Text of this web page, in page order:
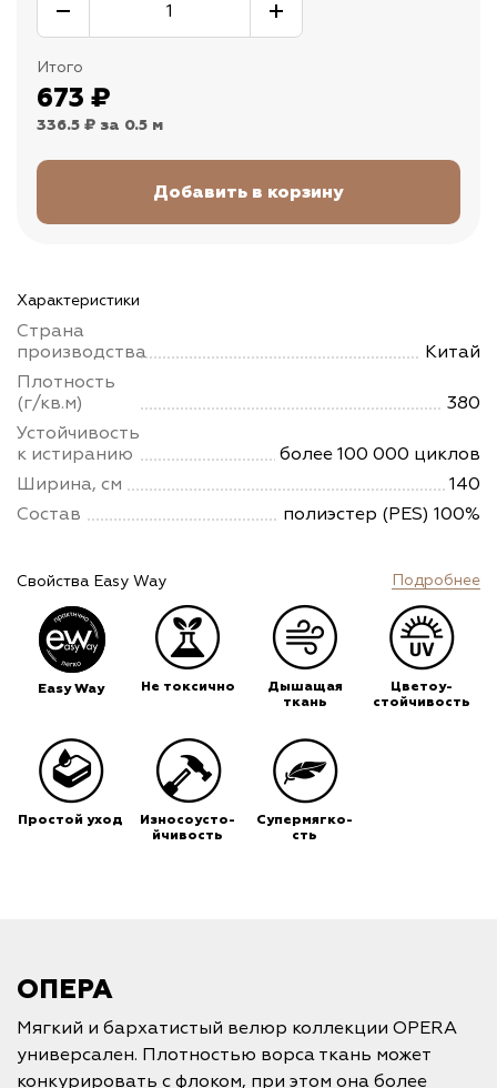
Итого
673 ₽
336.5 ₽ за 0.5 м
Характеристики
Страна
производства
Китай
Плотность
(г/кв.м)
380
Устойчивость
к истиранию
более 100 000 циклов
Ширина, см
140
Состав
полиэстер (PES) 100%
Свойства Easy Way Подробнее
Easy Way Не токсично
Дышащая
ткань
Цветоу-
стойчивость
Простой уход
Износоусто-
йчивость
Супермягко-
сть
ОПЕРА
Мягкий и бархатистый велюр коллекции OPERA
универсален. Плотностью ворса ткань может
конкурировать с флоком, при этом она более